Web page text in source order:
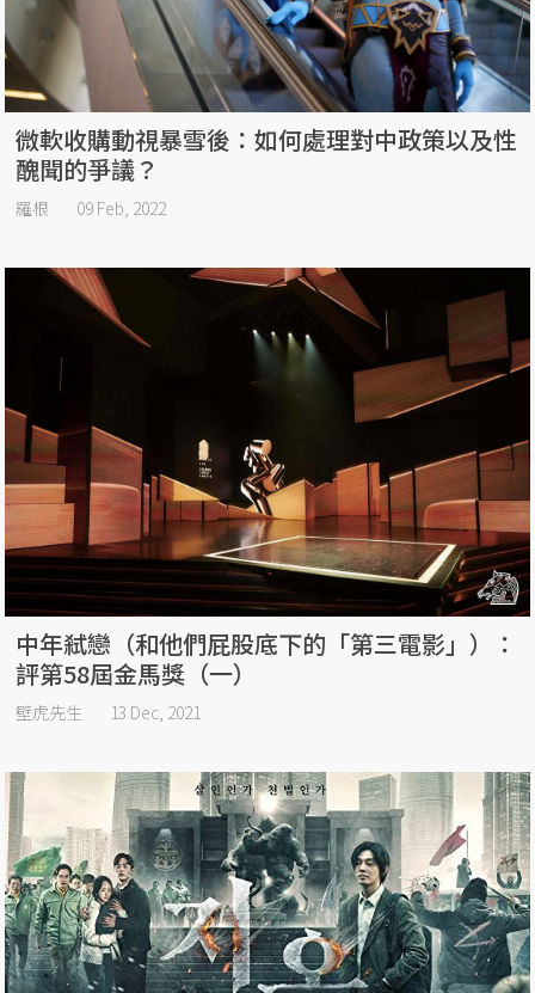
微軟收購動視暴雪後：如何處理對中政策以及性
醜聞的爭議？
羅根 09 Feb, 2022
中年弒戀（和他們屁股底下的「第三電影」）：
評第58屆金馬獎（一）
壁虎先生 13 Dec, 2021